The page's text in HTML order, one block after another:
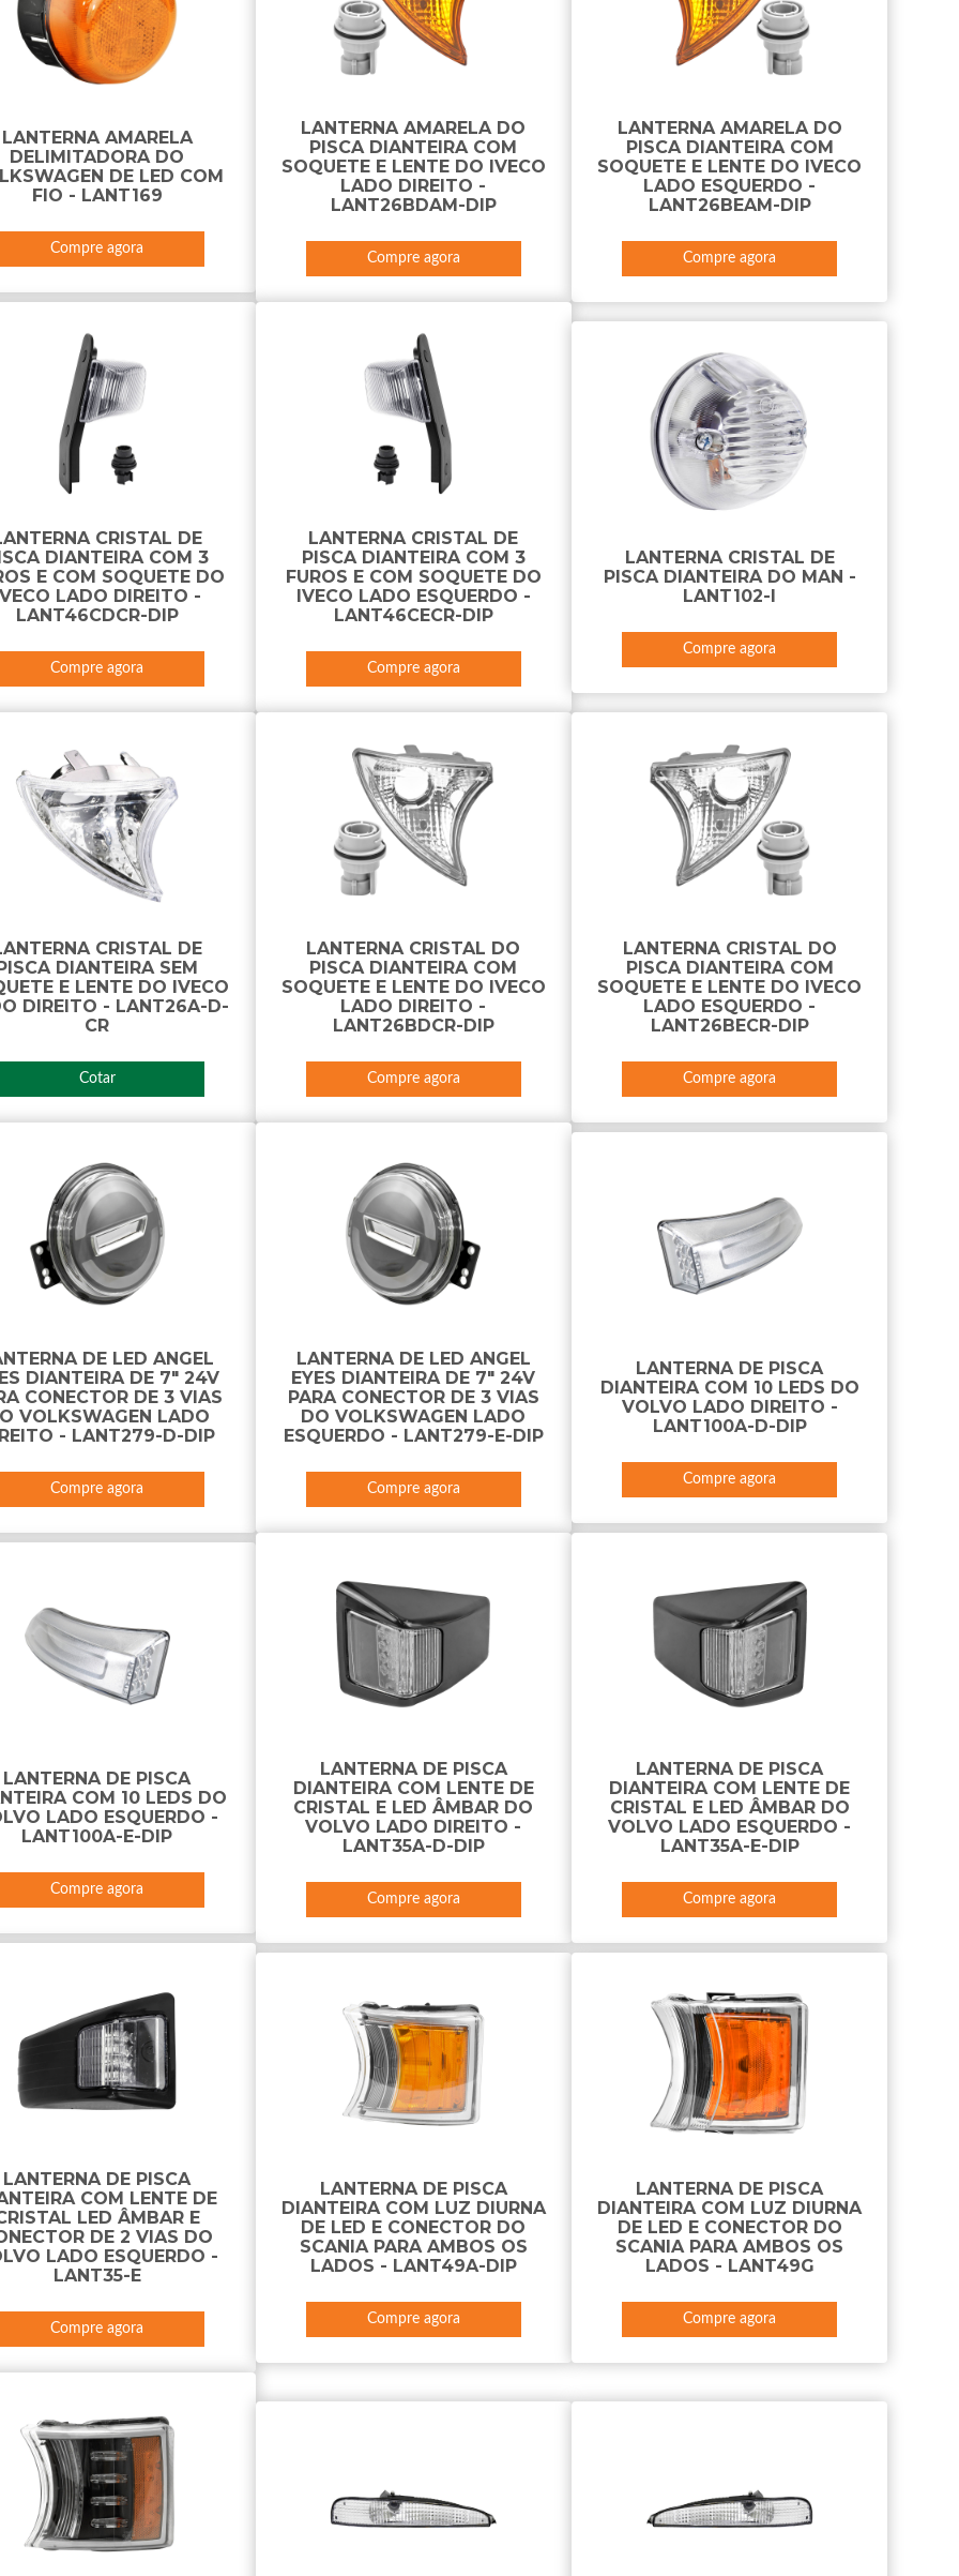
LANTERNA AMARELA
DELIMITADORA DO
DE LED COM
FIO - LANT169
Compre agora
LANTERNA AMARELA DO
PISCA DIANTEIRA COM
SOQUETE E LENTE DO IVECO
LADO DIREITO -
LANT26BDAM-DIP
Compre agora
LANTERNA AMARELA DO
PISCA DIANTEIRA COM
SOQUETE E LENTE DO IVECO
LADO ESQUERDO -
LANT26BEAM-DIP
Compre agora
CRISTAL DE
DIANTEIRA COM 3
E COM SOQUETE DO
LADO DIREITO -
LANT46CDCR-DIP
Compre agora
LANTERNA CRISTAL DE
PISCA DIANTEIRA COM 3
FUROS E COM SOQUETE DO
IVECO LADO ESQUERDO -
LANT46CECR-DIP
Compre agora
LANTERNA CRISTAL DE
PISCA DIANTEIRA DO MAN -
LANT102-I
Compre agora
CRISTAL DE
DIANTEIRA SEM
E LENTE DO IVECO
DIREITO - LANT26A-D-
CR
Cotar
LANTERNA CRISTAL DO
PISCA DIANTEIRA COM
SOQUETE E LENTE DO IVECO
LADO DIREITO -
LANT26BDCR-DIP
Compre agora
LANTERNA CRISTAL DO
PISCA DIANTEIRA COM
SOQUETE E LENTE DO IVECO
LADO ESQUERDO -
LANT26BECR-DIP
Compre agora
DE LED ANGEL
DIANTEIRA DE 7" 24V
CONECTOR DE 3 VIAS
VOLKSWAGEN LADO
- LANT279-D-DIP
Compre agora
LANTERNA DE LED ANGEL
EYES DIANTEIRA DE 7" 24V
PARA CONECTOR DE 3 VIAS
DO VOLKSWAGEN LADO
ESQUERDO - LANT279-E-DIP
Compre agora
LANTERNA DE PISCA
DIANTEIRA COM 10 LEDS DO
VOLVO LADO DIREITO -
LANT100A-D-DIP
Compre agora
LANTERNA DE PISCA
COM 10 LEDS DO
LADO ESQUERDO -
LANT100A-E-DIP
Compre agora
LANTERNA DE PISCA
DIANTEIRA COM LENTE DE
CRISTAL E LED ÂMBAR DO
VOLVO LADO DIREITO -
LANT35A-D-DIP
Compre agora
LANTERNA DE PISCA
DIANTEIRA COM LENTE DE
CRISTAL E LED ÂMBAR DO
VOLVO LADO ESQUERDO -
LANT35A-E-DIP
Compre agora
LANTERNA DE PISCA
COM LENTE DE
LED ÂMBAR E
DE 2 VIAS DO
LADO ESQUERDO -
LANT35-E
Compre agora
LANTERNA DE PISCA
DIANTEIRA COM LUZ DIURNA
DE LED E CONECTOR DO
SCANIA PARA AMBOS OS
LADOS - LANT49A-DIP
Compre agora
LANTERNA DE PISCA
DIANTEIRA COM LUZ DIURNA
DE LED E CONECTOR DO
SCANIA PARA AMBOS OS
LADOS - LANT49G
Compre agora